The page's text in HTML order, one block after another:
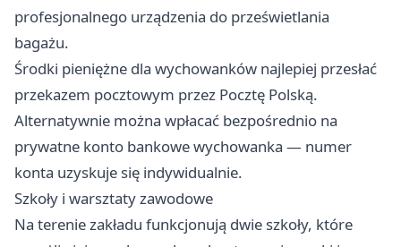
profesjonalnego urządzenia do prześwietlania
bagażu.
Środki pieniężne dla wychowanków najlepiej przesłać
przekazem pocztowym przez Pocztę Polską.
Alternatywnie można wpłacać bezpośrednio na
prywatne konto bankowe wychowanka — numer
konta uzyskuje się indywidualnie.
Szkoły i warsztaty zawodowe
Na terenie zakładu funkcjonują dwie szkoły, które